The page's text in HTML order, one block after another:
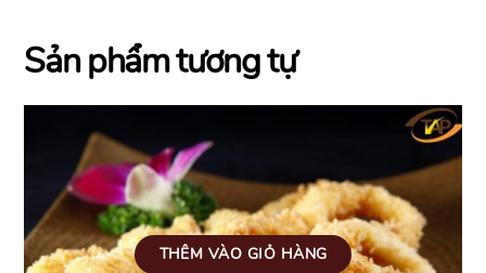
Sản phẩm tương tự
THÊM VÀO GIỎ HÀNG